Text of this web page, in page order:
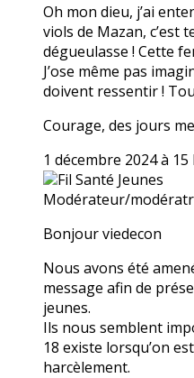
Oh mon dieu, j’ai
viols de Mazan, c’est
dégueulasse ! Cette
J’ose même pas
doivent ressentir !
Courage, des jours
1 décembre 2024 à 15
Fil Santé Jeunes
Modérateur/
Bonjour viedecon
Nous avons été
message afin de
jeunes.
Ils nous semblent
18 existe lorsqu’on
harcèlement.